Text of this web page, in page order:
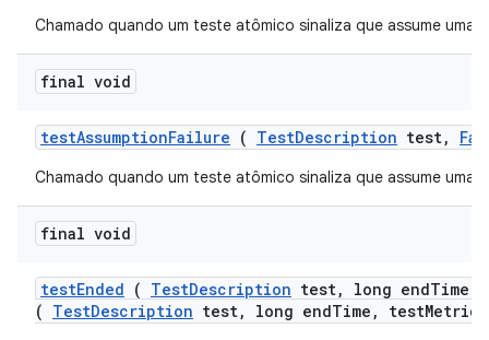
Chamado quando um teste atômico sinaliza que assume uma
final void
testAssumptionFailure ( TestDescription test,
Chamado quando um teste atômico sinaliza que assume uma
final void
testEnded ( TestDescription test, long endTime
( TestDescription test, long endTime,